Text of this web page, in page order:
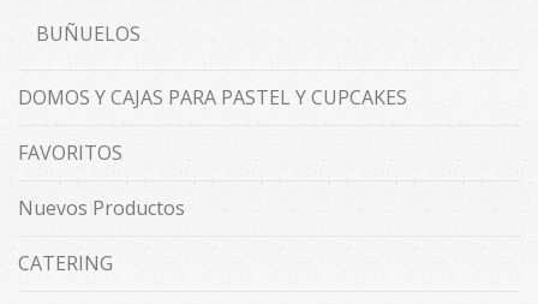
BUÑUELOS
DOMOS Y CAJAS PARA PASTEL Y CUPCAKES
FAVORITOS
Nuevos Productos
CATERING